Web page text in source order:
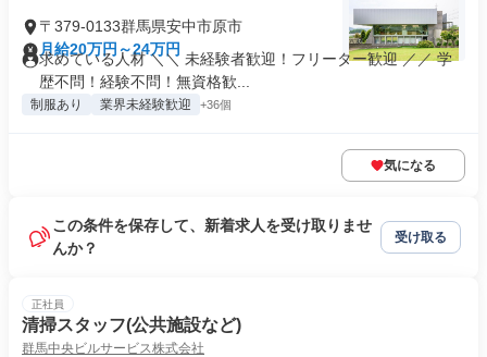
〒379-0133群馬県安中市原市
月給20万円～24万円
求めている人材 ＼＼ 未経験者歓迎！フリーター歓迎 ／／ 学
歴不問！経験不問！無資格歓...
制服あり 業界未経験歓迎 +36個
気になる
この条件を保存して、新着求人を受け取りませ
んか？
受け取る
正社員
清掃スタッフ(公共施設など)
群馬中央ビルサービス株式会社